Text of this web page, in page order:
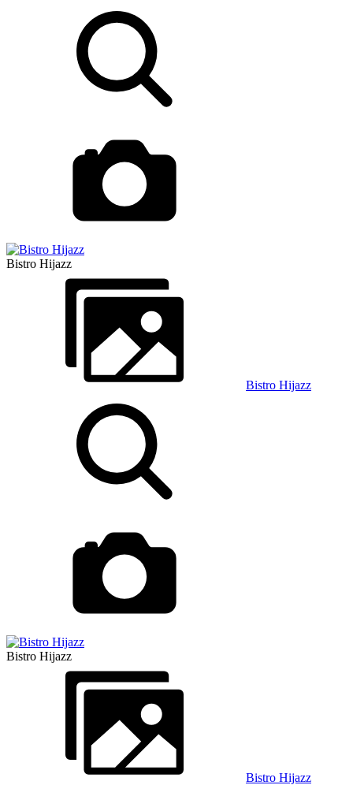
Bistro Hijazz
Bistro Hijazz
Bistro Hijazz
Bistro Hijazz